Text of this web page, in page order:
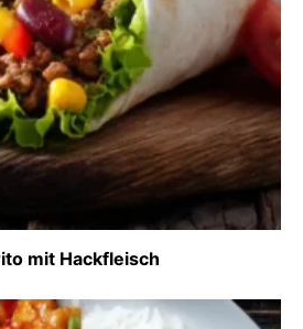
mit Hackfleisch